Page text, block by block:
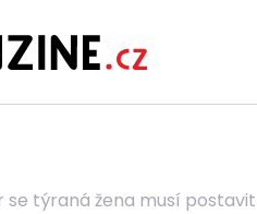
týraná žena musí